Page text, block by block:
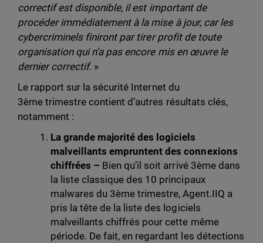
correctif est disponible, il est important de
procéder immédiatement à la mise à jour, car les
cybercriminels finiront par tirer profit de toute
organisation qui n’a pas encore mis en œuvre le
dernier correctif. »
Le rapport sur la sécurité Internet du
3ème trimestre contient d’autres résultats clés,
notamment :
La grande majorité des logiciels
malveillants empruntent des connexions
chiffrées – Bien qu’il soit arrivé 3ème dans
la liste classique des 10 principaux
malwares du 3ème trimestre, Agent.IIQ a
pris la tête de la liste des logiciels
malveillants chiffrés pour cette même
période. De fait, en regardant les détections